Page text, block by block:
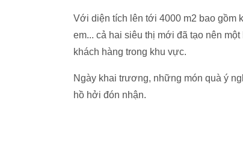
Với diện tích lên tới 4000 m2 bao gồm
em... cả hai siêu thị mới đã tạo nên
khách hàng trong khu vực.
Ngày khai trương, những món quà ý
hồ hởi đón nhận.